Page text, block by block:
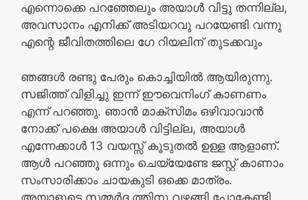
എന്നൊക്കെ പറഞ്ഞേലും അയാൾ വിട്ടു തന്നില്ല,
അവസാനം എനിക്ക് അടിയറവു പറയേണ്ടി വന്നു
എന്റെ ജീവിതത്തിലെ ഗേ റിയലിന് തുടക്കവും
ഞങ്ങൾ രണ്ടു പേരും കൊച്ചിയിൽ ആയിരുന്നു.
സജിത്ത് വിളിച്ചു ഇന്ന് ഈവെനിംഗ് കാണണം
എന്ന് പറഞ്ഞു. ഞാൻ മാക്സിമം ഒഴിവാവാൻ
നോക്ക് പക്ഷെ അയാൾ വിട്ടില്ല, അയാൾ
എന്നേക്കാൾ 13 വയസ്സ് കൂടുതൽ ഉള്ള ആളാണ്.
ആൾ പറഞ്ഞു ഒന്നും ചെയ്യേണ്ടേ ജസ്റ്റ്‌ കാണാം
സംസാരിക്കാം ചായകുടി ഒക്കെ മാത്രം.
അയാളുടെ സമ്മർദ്ദ ത്തിനു വഴങ്ങി പോകേണ്ടി